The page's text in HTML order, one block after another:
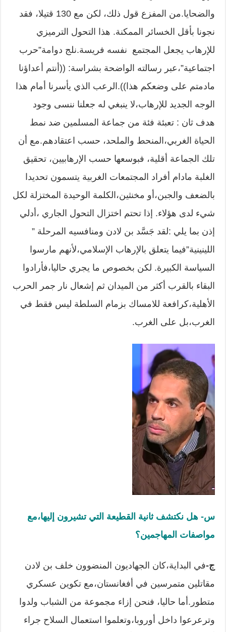
والضحايا.من المفزع قول ذلك، لكن مع 130 قتيلا، فقد
نجونا بأقل الخسائر الممكنة. هذا التحول الترميزي
للإرهاب يجعل المجتمع نفسه فريسة.نلج دوامة”حرب
اجتماعية”،عبر رسالته الواضحة بشراسة: ((أنتم أعداؤنا
مادمتم على وضعكم هذا)).الرعب الذي يأسرنا أمام هذا
الوجه الجديد للإرهاب،لا ينبغي له جعلنا ننسى وجود
هدف ثان : تعبئة فئة من جماعة المسلمين ضد نمط
الحياة الغربي،المنحط والملحد، حسب اعتقادهم.مع أن
تلك الجماعة أقلية، فبوسعها حسب الإرهابيين، تحقيق
الغلبة مادام أفراد المجتمعات الغربية يتسمون تحديدا
بالضعف والجبن،أو مخنثين،الكلمة الوحيدة المختزلة لكل
شيء لدى هؤلاء. إذا تحتم اختزال التحول الجاري ،أدلي
إذن بما يلي :لقد جَسَّد بن لادن ومنافسيه المرحلة ”
اللينينية”فيما يتعلق بالإرهاب الإسلامي،لأنهم مارسوا
السياسة الكبيرة. لكن بخصوص ما يجري حاليا،فأرادوا
البقاء بالقرب أكثر من الميدان ثم إشعال نار جمر الحرب
الأهلية،كرافعة للامساك بزمام السلطة ليس فقط في
الغرب،بل على الغرب.
س- هل نكتشف ثانية القطيعة التي تشيرون إليها،مع
مواصفات المهاجمين؟
ج-في البداية،كان الجهاديون المنضوون خلف بن لادن
مقاتلين متمرسين في أفغانستان،مع تكوين عسكري
متطور.أما حاليا، فنحن إزاء مجموعة من الشباب ولدوا
وترعرعوا داخل أوروبا،وتعلموا استعمال السلاح جراء